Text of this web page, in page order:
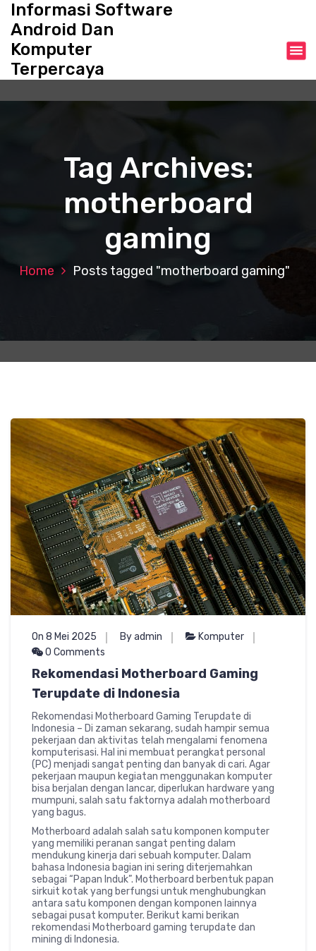
c
Informasi Software
Android Dan
Komputer
Terpercaya
Tag Archives:
motherboard
gaming
Home Posts tagged "motherboard gaming"
On 8 Mei 2025 By admin
Komputer
0 Comments
Rekomendasi Motherboard Gaming
Terupdate di Indonesia
Rekomendasi Motherboard Gaming Terupdate di
Indonesia – Di zaman sekarang, sudah hampir semua
pekerjaan dan aktivitas telah mengalami fenomena
komputerisasi. Hal ini membuat perangkat personal
(PC) menjadi sangat penting dan banyak di cari. Agar
pekerjaan maupun kegiatan menggunakan komputer
bisa berjalan dengan lancar, diperlukan hardware yang
mumpuni, salah satu faktornya adalah motherboard
yang bagus.
Motherboard adalah salah satu komponen komputer
yang memiliki peranan sangat penting dalam
mendukung kinerja dari sebuah komputer. Dalam
bahasa Indonesia bagian ini sering diterjemahkan
sebagai “Papan Induk”. Motherboard berbentuk papan
sirkuit kotak yang berfungsi untuk menghubungkan
antara satu komponen dengan komponen lainnya
sebagai pusat komputer. Berikut kami berikan
rekomendasi Motherboard gaming terupdate dan
mining di Indonesia.